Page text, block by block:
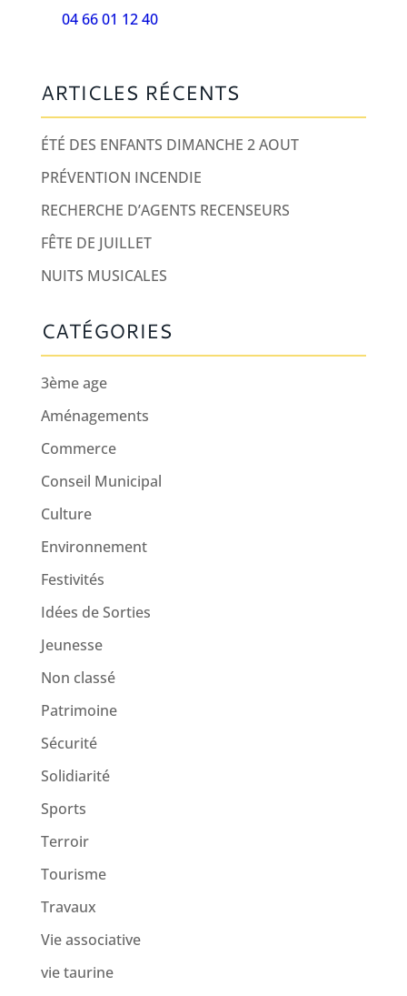
04 66 01 12 40
ARTICLES RÉCENTS
ÉTÉ DES ENFANTS DIMANCHE 2 AOUT
PRÉVENTION INCENDIE
RECHERCHE D’AGENTS RECENSEURS
FÊTE DE JUILLET
NUITS MUSICALES
CATÉGORIES
3ème age
Aménagements
Commerce
Conseil Municipal
Culture
Environnement
Festivités
Idées de Sorties
Jeunesse
Non classé
Patrimoine
Sécurité
Solidiarité
Sports
Terroir
Tourisme
Travaux
Vie associative
vie taurine